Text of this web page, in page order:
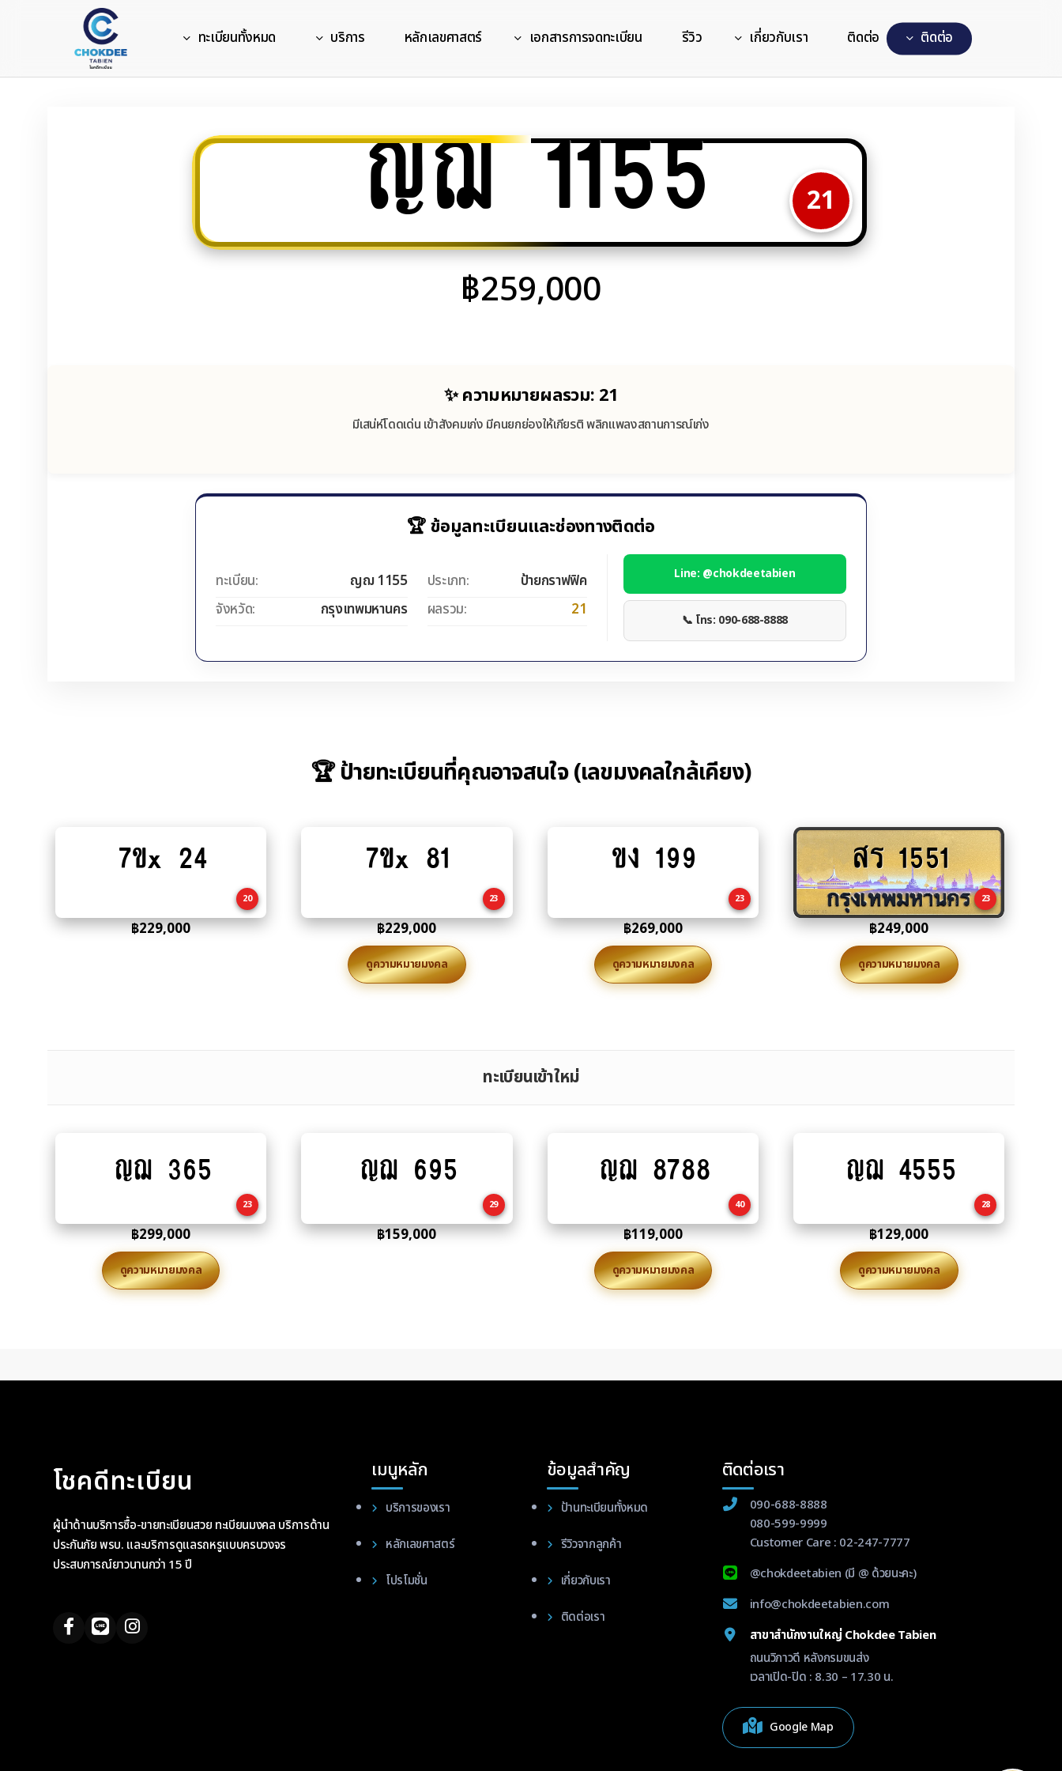
content
ทะเบียนทั้งหมด บริการ หลักเลขศาสตร์ เอกสารการจดทะเบียน รีวิว เกี่ยวกับเรา ติดต่อ ตดตอ
ญฌ 1155 21
฿259,000
✨ ความหมายผลรวม: 21
มีเสน่ห์โดดเด่น เข้าสังคมเก่ง มีคนยกย่องให้เกียรติ พลิกแพลงสถานการณ์เก่ง
🏆 ข้อมูลทะเบียนและช่องทางติดต่อ
ทะเบียน:
ญฌ 1155
จังหวัด:
กรุงเทพมหานคร
ประเภท:
ป้ายกราฟฟิค
ผลรวม:
21
Line: @chokdeetabien
📞 โทร: 090-688-8888
🏆 ป้ายทะเบียนที่คุณอาจสนใจ (เลขมงคลใกล้เคียง)
Add
to
7ขx 24
20
฿229,000
Add
to
7ขx 81
23
฿229,000
ดูความหมายมงคล
Add
to
ขง 199
23
฿269,000
ดูความหมายมงคล
Add
to
cart
สร 1551
23
฿249,000
ดูความหมายมงคล
ทะเบียนเข้าใหม่
to
ญฌ 365
23
฿299,000
ดูความหมายมงคล
to
ญฌ 695
29
฿159,000
to
ญฌ 8788
40
฿119,000
ดูความหมายมงคล
to
ญฌ 4555
28
฿129,000
ดูความหมายมงคล
โชคดีทะเบียน
ผู้นำด้านบริการซื้อ-ขายทะเบียนสวย ทะเบียนมงคล บริการด้าน
ประกันภัย พรบ. และบริการดูแลรถหรูแบบครบวงจร
ประสบการณ์ยาวนานกว่า 15 ปี
เมนูหลัก
บริการของเรา
หลักเลขศาสตร์
โปรโมชั่น
ข้อมูลสำคัญ
ป้านทะเบียนทั้งหมด
รีวิวจากลูกค้า
เกี่ยวกับเรา
ติดต่อเรา
ติดต่อเรา
090-688-8888
080-599-9999
Customer Care : 02-247-7777
@chokdeetabien (มี @ ด้วยนะคะ)
info@chokdeetabien.com
สาขาสำนักงานใหญ่ Chokdee Tabien
ถนนวิภาวดี หลังกรมขนส่ง
เวลาเปิด-ปิด : 8.30 – 17.30 น.
Google Map